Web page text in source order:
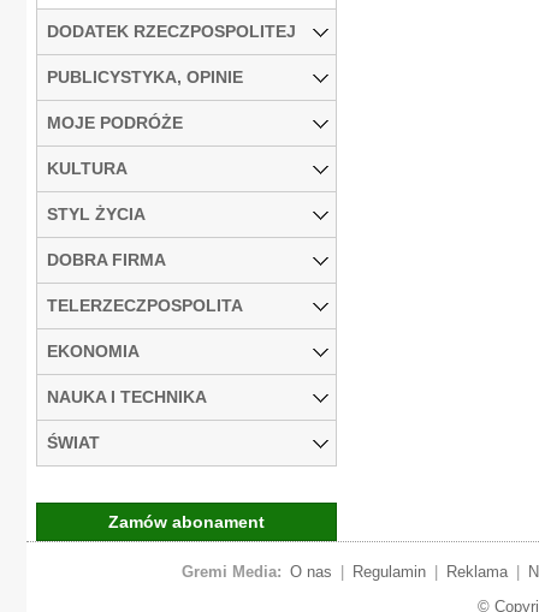
DODATEK RZECZPOSPOLITEJ
PUBLICYSTYKA, OPINIE
MOJE PODRÓŻE
KULTURA
STYL ŻYCIA
DOBRA FIRMA
TELERZECZPOSPOLITA
EKONOMIA
NAUKA I TECHNIKA
ŚWIAT
Zamów abonament
Gremi Media: O nas Regulamin Reklama
©